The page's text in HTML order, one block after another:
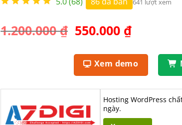
1.200.000₫ Giá
là:
1.200.000 ₫.
550.000 ₫Giá
tại
là:
550.000
Xem demo
Hosting WordPress
ngày.